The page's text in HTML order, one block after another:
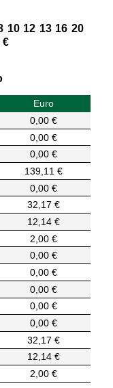
10 12 13 16 20
€
Euro
0,00 €
0,00 €
0,00 €
139,11 €
0,00 €
32,17 €
12,14 €
2,00 €
0,00 €
0,00 €
0,00 €
0,00 €
0,00 €
32,17 €
12,14 €
2,00 €